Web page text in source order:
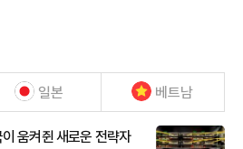
일본 베트남
움켜쥔 새로운 전략자